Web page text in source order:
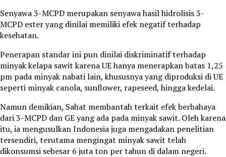
Senyawa 3-MCPD merupakan senyawa hasil hidrolisis 3-
MCPD ester yang dinilai memiliki efek negatif terhadap
kesehatan.
Penerapan standar ini pun dinilai diskriminatif terhadap
minyak kelapa sawit karena UE hanya menerapkan batas 1,25
pm pada minyak nabati lain, khususnya yang diproduksi di UE
seperti minyak canola, sunflower, rapeseed, hingga kedelai.
Namun demikian, Sahat membantah terkait efek berbahaya
dari 3-MCPD dan GE yang ada pada minyak sawit. Oleh karena
itu, ia mengusulkan Indonesia juga mengadakan penelitian
tersendiri, terutama mengingat minyak sawit telah
dikonsumsi sebesar 6 juta ton per tahun di dalam negeri.